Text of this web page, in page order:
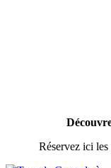
Réservez ici